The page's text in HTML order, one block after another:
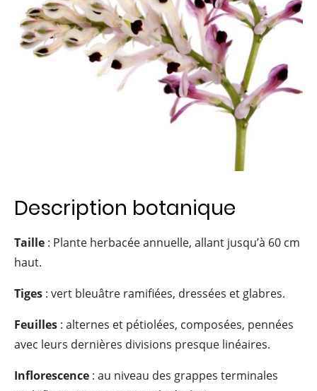
Description botanique
Taille : Plante herbacée annuelle, allant jusqu’à 60 cm
haut.
Tiges : vert bleuâtre ramifiées, dressées et glabres.
Feuilles : alternes et pétiolées, composées, pennées
avec leurs dernières divisions presque linéaires.
Inflorescence : au niveau des grappes terminales